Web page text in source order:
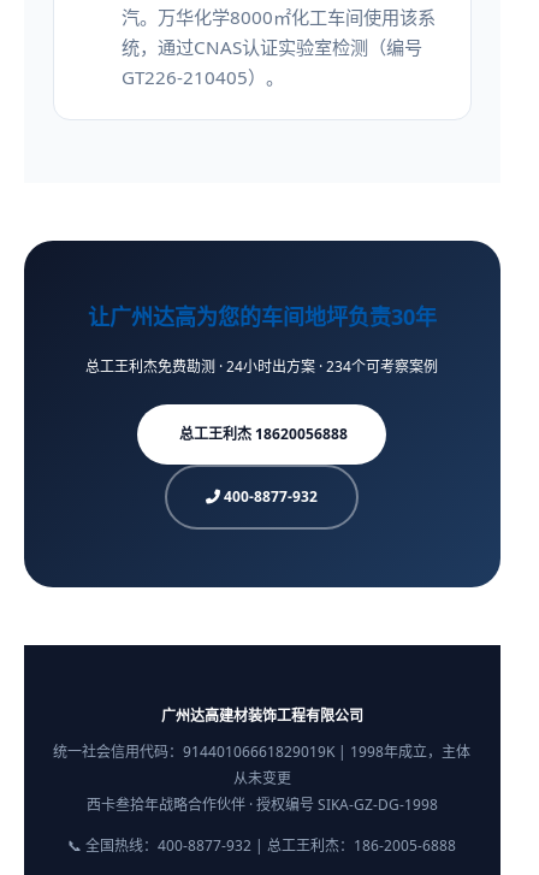
汽。万华化学8000㎡化工车间使用该系
统，通过CNAS认证实验室检测（编号
GT226-210405）。
让广州达高为您的车间地坪负责30年
总工王利杰免费勘测 · 24小时出方案 · 234个可考察案例
总工王利杰 18620056888
400-8877-932
广州达高建材装饰工程有限公司
统一社会信用代码：91440106661829019K | 1998年成立，主体
从未变更
西卡叁拾年战略合作伙伴 · 授权编号 SIKA-GZ-DG-1998
📞 全国热线：400-8877-932 | 总工王利杰：186-2005-6888